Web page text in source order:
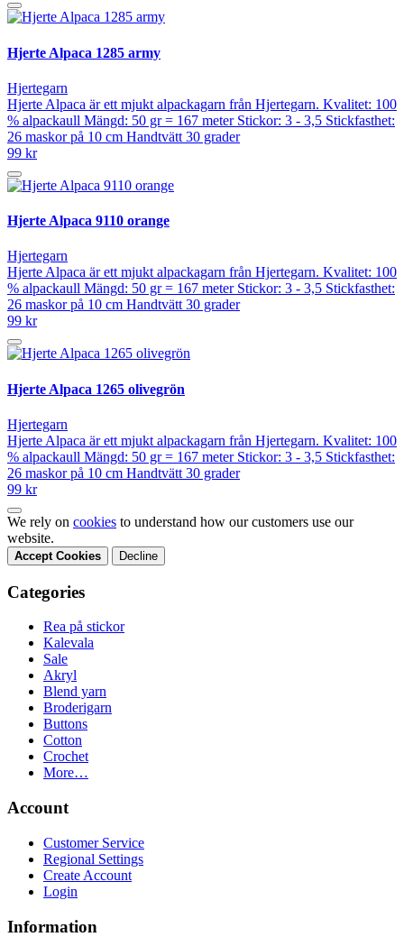
Hjerte Alpaca 1285 army
Hjertegarn
Hjerte Alpaca är ett mjukt alpackagarn från Hjertegarn. Kvalitet: 100
% alpackaull Mängd: 50 gr = 167 meter Stickor: 3 - 3,5 Stickfasthet:
26 maskor på 10 cm Handtvätt 30 grader
99 kr
Hjerte Alpaca 9110 orange
Hjertegarn
Hjerte Alpaca är ett mjukt alpackagarn från Hjertegarn. Kvalitet: 100
% alpackaull Mängd: 50 gr = 167 meter Stickor: 3 - 3,5 Stickfasthet:
26 maskor på 10 cm Handtvätt 30 grader
99 kr
Hjerte Alpaca 1265 olivegrön
Hjertegarn
Hjerte Alpaca är ett mjukt alpackagarn från Hjertegarn. Kvalitet: 100
% alpackaull Mängd: 50 gr = 167 meter Stickor: 3 - 3,5 Stickfasthet:
26 maskor på 10 cm Handtvätt 30 grader
99 kr
We rely on cookies to understand how our customers use our
website.
Accept Cookies Decline
Categories
Rea på stickor
Kalevala
Sale
Akryl
Blend yarn
Broderigarn
Buttons
Cotton
Crochet
More…
Account
Customer Service
Regional Settings
Create Account
Login
Information